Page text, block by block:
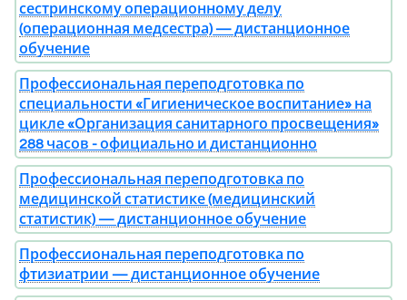
сестринскому операционному делу
(операционная медсестра) — дистанционное
обучение
Профессиональная переподготовка по
специальности «Гигиеническое воспитание» на
цикле «Организация санитарного просвещения»
288 часов - официально и дистанционно
Профессиональная переподготовка по
медицинской статистике (медицинский
статистик) — дистанционное обучение
Профессиональная переподготовка по
фтизиатрии — дистанционное обучение